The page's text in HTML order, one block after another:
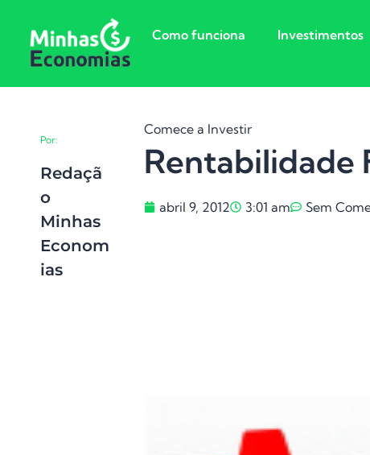
Como funciona Investimentos
Por:
Redaçã
O
Minhas
Econom
Ias
Comece a Investir
Rentabilidade
abril 9, 2012 3:01 am Sem